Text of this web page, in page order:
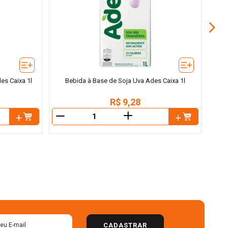
Caixa 1l Bebida à Base de Soja Uva Ades Caixa 1l
R$ 9,28
＋
CADASTRAR